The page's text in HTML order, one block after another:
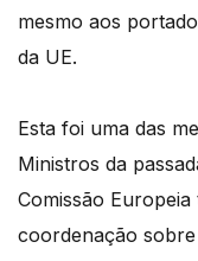
mesmo aos
da UE.
Esta foi uma das
Ministros da
Comissão
coordenação